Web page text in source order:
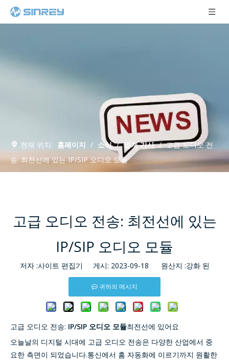
현재 위치: 홈페이지 / 소식 / 업계 기사 / 고급 오디오 전
송: 최전선에 있는 IP/SIP 오디오 모듈
고급 오디오 전송: 최전선에 있는
IP/SIP 오디오 모듈
저자 :사이트 편집기 게시: 2023-09-18 원산지 :강화 된
귀하의 메시지
고급 오디오 전송: IP/SIP 오디오 모듈최전선에 있어요
오늘날의 디지털 시대에 고급 오디오 전송은 다양한 산업에서 중
요한 측면이 되었습니다.통신에서 홈 자동화에 이르기까지 원활한